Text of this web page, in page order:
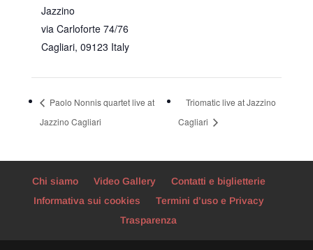
Jazzino
via Carloforte 74/76
Cagliari, 09123 Italy
Paolo Nonnis quartet live at
Jazzino Cagliari
Triomatic live at Jazzino
Cagliari
Chi siamo Video Gallery
Contatti e biglietterie
Informativa sui cookies
Termini d’uso e Privacy
Trasparenza